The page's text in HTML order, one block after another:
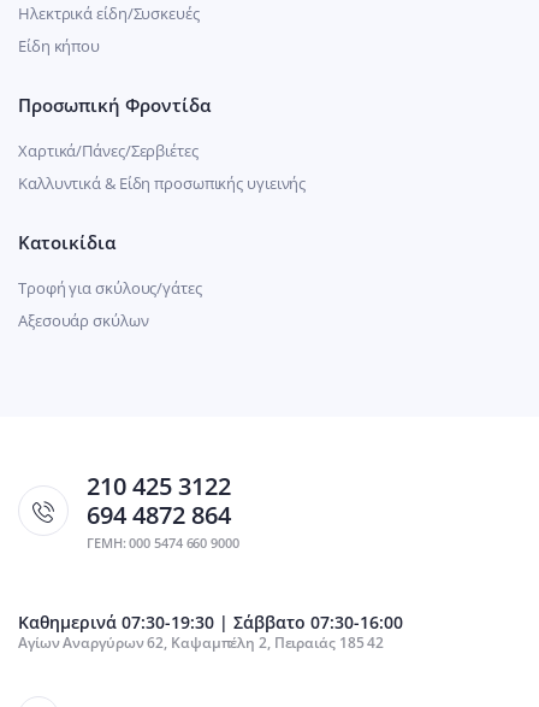
Ηλεκτρικά είδη/Συσκευές
Είδη κήπου
Προσωπική Φροντίδα
Χαρτικά/Πάνες/Σερβιέτες
Καλλυντικά & Είδη προσωπικής υγιεινής
Κατοικίδια
Τροφή για σκύλους/γάτες
Αξεσουάρ σκύλων
210 425 3122
694 4872 864
ΓΕΜΗ: 000 5474 660 9000
Καθημερινά 07:30-19:30 | Σάββατο 07:30-16:00
Αγίων Αναργύρων 62, Καψαμπέλη 2, Πειραιάς 185 42